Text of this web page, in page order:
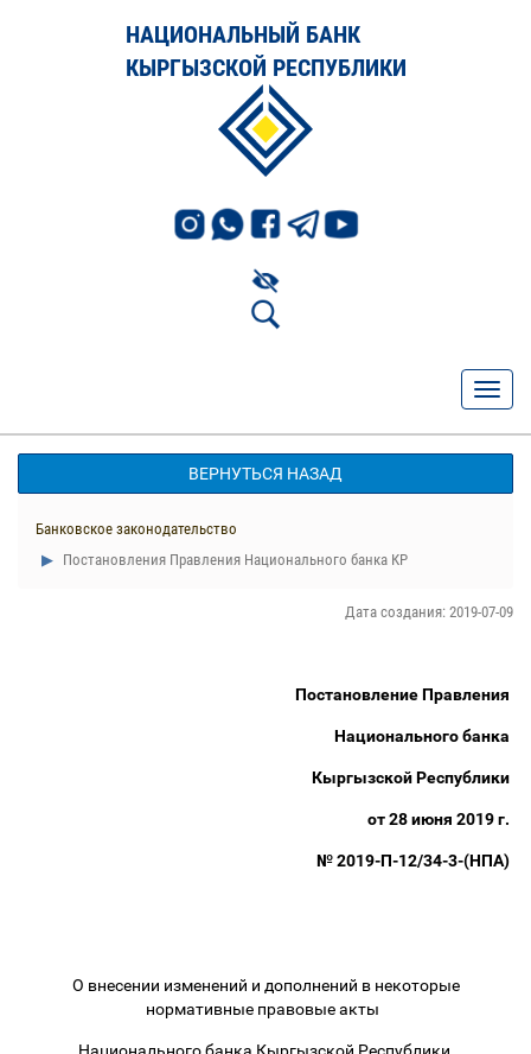
НАЦИОНАЛЬНЫЙ БАНК
КЫРГЫЗСКОЙ РЕСПУБЛИКИ
ВЕРНУТЬСЯ НАЗАД
Банковское законодательство
Постановления Правления Национального банка КР
Дата создания: 2019-07-09
Постановление Правления
Национального банка
Кыргызской Республики
от 28 июня 2019 г.
№ 2019-П-12/34-3-(НПА)
О внесении изменений и дополнений в некоторые
нормативные правовые акты